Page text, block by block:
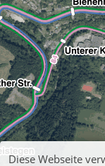
Diese Webseite